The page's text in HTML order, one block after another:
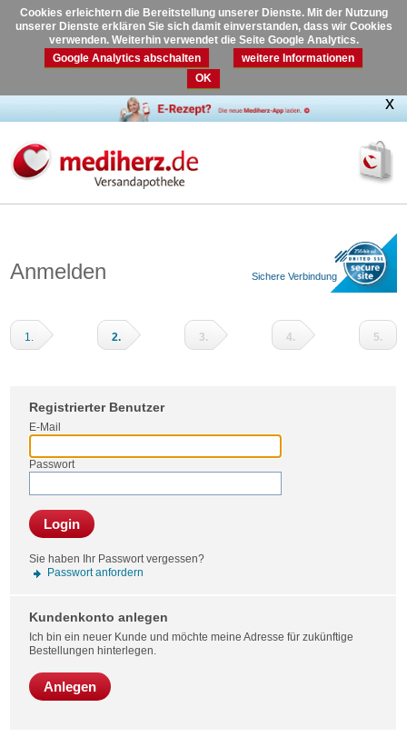
Cookies erleichtern die Bereitstellung unserer Dienste. Mit der Nutzung
unserer Dienste erklären Sie sich damit einverstanden, dass wir Cookies
verwenden. Weiterhin verwendet die Seite Google Analytics.
Google Analytics abschalten
weitere Informationen
OK
Anmelden Sichere Verbindung
1. 2. 3. 4. 5.
Registrierter Benutzer
E-Mail
Passwort
Login
Sie haben Ihr Passwort vergessen?
Passwort anfordern
Kundenkonto anlegen
Ich bin ein neuer Kunde und möchte meine Adresse für zukünftige
Bestellungen hinterlegen.
Anlegen